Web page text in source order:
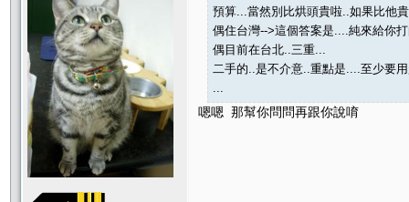
預算...當然別比烘頭貴啦..如果比他
偶住台灣-->這個答案是....純來給你
偶目前在台北..三重...
二手的..是不介意..重點是....至少要
嗯嗯 那幫你問問再跟你說唷